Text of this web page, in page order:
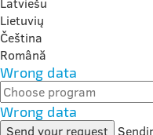
Lietuvių
Čeština
Română
Wrong data
Wrong data
Send your request